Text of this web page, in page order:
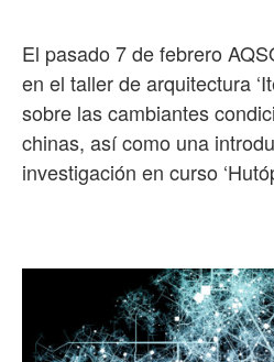
El pasado 7 de febrero
en el taller de arquitectura
sobre las cambiantes
chinas, así como una
investigación en curso